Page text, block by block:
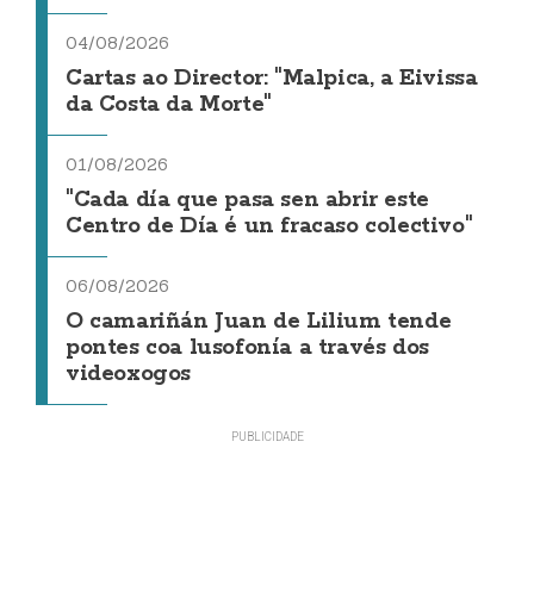
04/08/2026
Cartas ao Director: "Malpica, a Eivissa
da Costa da Morte"
01/08/2026
"Cada día que pasa sen abrir este
Centro de Día é un fracaso colectivo"
06/08/2026
O camariñán Juan de Lilium tende
pontes coa lusofonía a través dos
videoxogos